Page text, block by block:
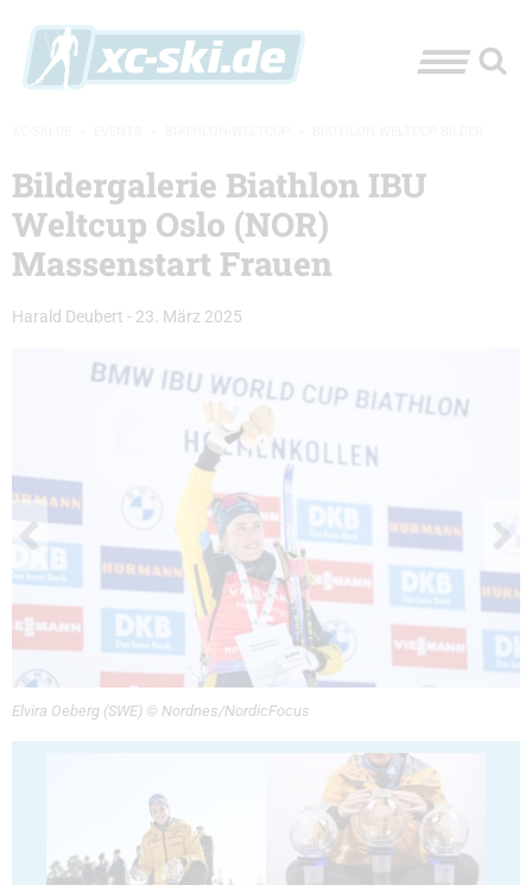
Bildergalerie Biathlon IBU
Weltcup Oslo (NOR)
Massenstart Frauen
Harald Deubert - 23. März 2025
Elvira Oeberg (SWE) © Nordnes/NordicFocus